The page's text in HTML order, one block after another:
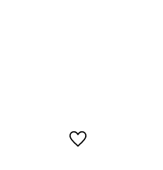
Lägg till i